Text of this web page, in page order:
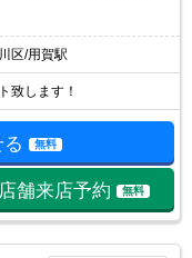
区/用賀駅
致します！
無料
店舗来店予約 無料